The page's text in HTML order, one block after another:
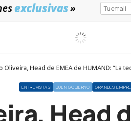
exclusivas»
Head de EMEA de HUMAND:
ENTREVISTAS BUEN GOBIERNO GRANDES
Head